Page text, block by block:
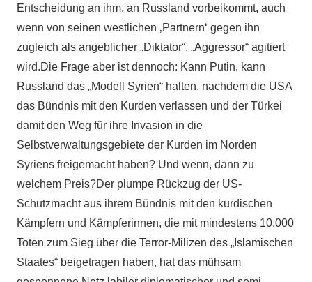
Entscheidung an ihm, an Russland vorbeikommt, auch
wenn von seinen westlichen ‚Partnern‘ gegen ihn
zugleich als angeblicher „Diktator“, „Aggressor“ agitiert
wird.Die Frage aber ist dennoch: Kann Putin, kann
Russland das „Modell Syrien“ halten, nachdem die USA
das Bündnis mit den Kurden verlassen und der Türkei
damit den Weg für ihre Invasion in die
Selbstverwaltungsgebiete der Kurden im Norden
Syriens freigemacht haben? Und wenn, dann zu
welchem Preis?Der plumpe Rückzug der US-
Schutzmacht aus ihrem Bündnis mit den kurdischen
Kämpfern und Kämpferinnen, die mit mindestens 10.000
Toten zum Sieg über die Terror-Milizen des „Islamischen
Staates“ beigetragen haben, hat das mühsam